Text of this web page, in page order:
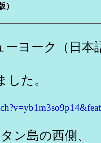
）
ーヨーク（日本
した。
ン島の西側、